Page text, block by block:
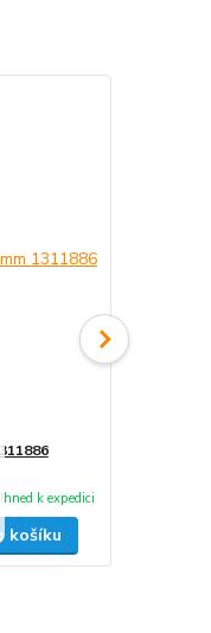
Ihned k expedici
košíku